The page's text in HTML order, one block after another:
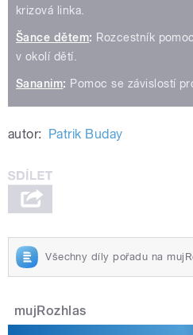
krizová linka.
Šance dětem: Rozcestník
v okolí dětí.
Sananim: Pomoc se závislostí
autor: Patrik Buday
Všechny díly pořadu na
mujRozhlas